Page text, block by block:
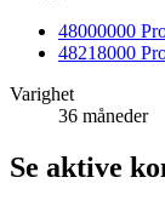
48000000
48218000
Varighet
36 måneder
Se aktive